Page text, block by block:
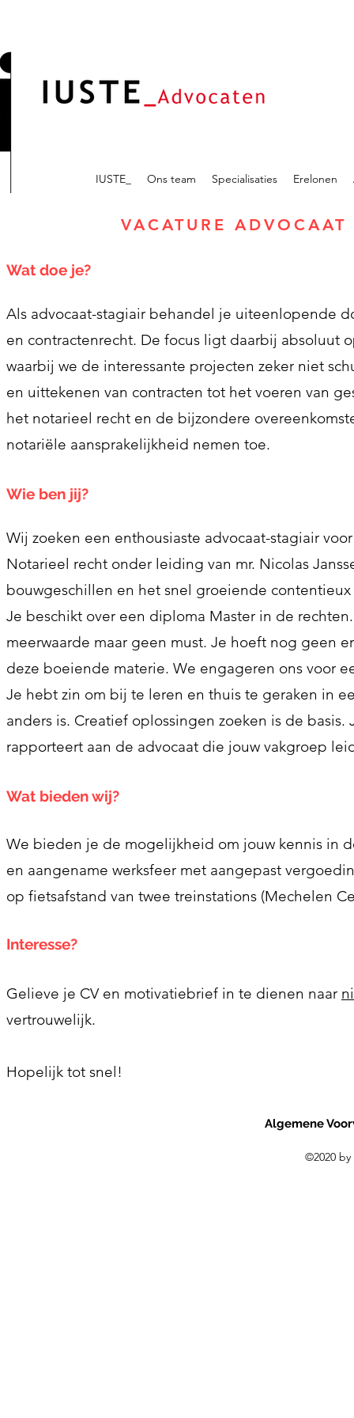
IUSTE_ Ons team Specialisaties Erelonen
VACATURE
Wat doe je?
Als advocaat-stagiair behandel je uiteenlopende
en contractenrecht. De focus ligt daarbij absoluut
waarbij we de interessante projecten zeker niet
en uittekenen van contracten tot het voeren van
het notarieel recht en de bijzondere
notariële aansprakelijkheid nemen toe.
Wie ben jij?
Wij zoeken een enthousiaste advocaat-stagiair
Notarieel recht onder leiding van mr. Nicolas
bouwgeschillen en het snel groeiende
Je beschikt over een diploma Master in de
meerwaarde maar geen must. Je hoeft nog geen
deze boeiende materie. We engageren ons voor
Je hebt zin om bij te leren en thuis te geraken in
anders is. Creatief oplossingen zoeken is de
rapporteert aan de advocaat die jouw vakgroep
Wat bieden wij?
We bieden je de mogelijkheid om jouw kennis in
en aangename werksfeer met aangepast
op fietsafstand van twee treinstations (Mechelen
Interesse?
Gelieve je CV en motivatiebrief in te dienen naar
vertrouwelijk.
Hopelijk tot snel!
Algemene
©2020